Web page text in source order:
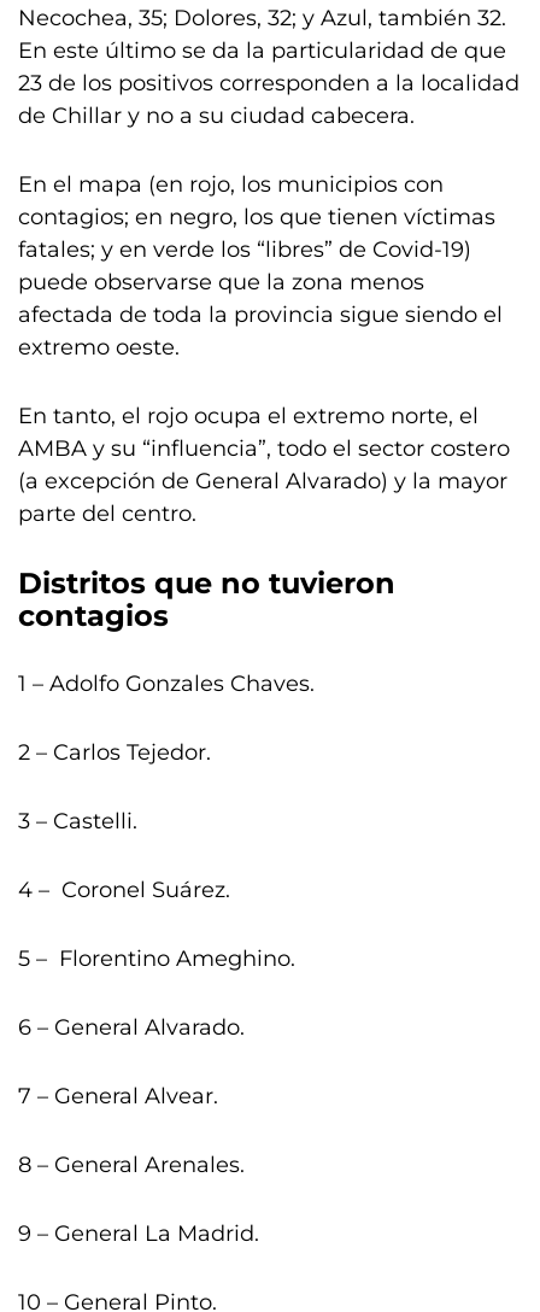
Necochea, 35; Dolores, 32; y Azul, también 32.
En este último se da la particularidad de que
23 de los positivos corresponden a la localidad
de Chillar y no a su ciudad cabecera.
En el mapa (en rojo, los municipios con
contagios; en negro, los que tienen víctimas
fatales; y en verde los “libres” de Covid-19)
puede observarse que la zona menos
afectada de toda la provincia sigue siendo el
extremo oeste.
En tanto, el rojo ocupa el extremo norte, el
AMBA y su “influencia”, todo el sector costero
(a excepción de General Alvarado) y la mayor
parte del centro.
Distritos que no tuvieron
contagios
1 – Adolfo Gonzales Chaves.
2 – Carlos Tejedor.
3 – Castelli.
4 – Coronel Suárez.
5 – Florentino Ameghino.
6 – General Alvarado.
7 – General Alvear.
8 – General Arenales.
9 – General La Madrid.
10 – General Pinto.